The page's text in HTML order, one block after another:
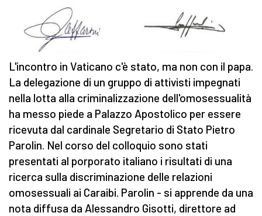
L'incontro in Vaticano c'è stato, ma non con il papa.
La delegazione di un gruppo di attivisti impegnati
nella lotta alla criminalizzazione dell'omosessualità
ha messo piede a Palazzo Apostolico per essere
ricevuta dal cardinale Segretario di Stato Pietro
Parolin. Nel corso del colloquio sono stati
presentati al porporato italiano i risultati di una
ricerca sulla discriminazione delle relazioni
omosessuali ai Caraibi. Parolin - si apprende da una
nota diffusa da Alessandro Gisotti, direttore ad